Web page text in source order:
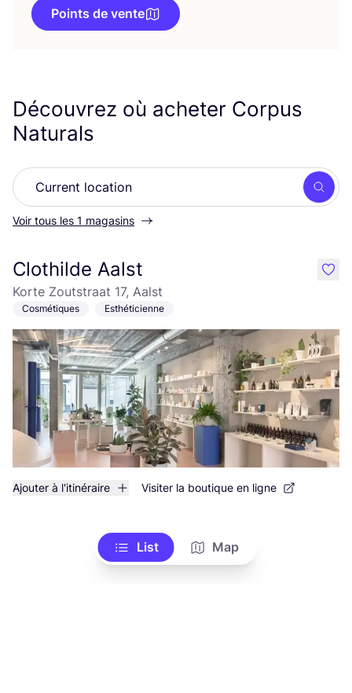
Points de vente
Découvrez où acheter Corpus
Naturals
Voir tous les 1 magasins
Clothilde Aalst
Korte Zoutstraat 17, Aalst
Cosmétiques Esthéticienne
Ajouter à l'itinéraire Visiter la boutique en ligne
like
List Map